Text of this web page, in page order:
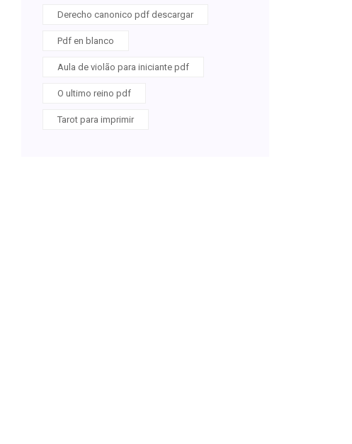
Derecho canonico pdf descargar
Pdf en blanco
Aula de violão para iniciante pdf
O ultimo reino pdf
Tarot para imprimir